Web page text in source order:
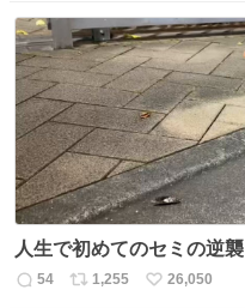
数
ス
ト
数
ね
数
人生で初めてのセミの逆襲
返
54
リ
1,255
い
26,050